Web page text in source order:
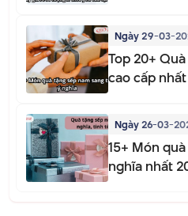
Ngày 29-03-
Top 20+
cao cấp
Ngày 26-03-
15+ Món
nghĩa nhất